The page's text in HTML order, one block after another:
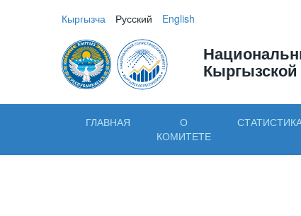
Кыргызча Русский English
ГЛАВНАЯ
О
КОМИТЕТЕ